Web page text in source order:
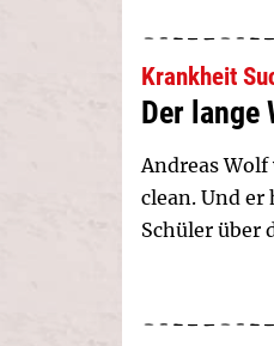
Krankheit
Der lange
Andreas
clean. Und
Schüler über